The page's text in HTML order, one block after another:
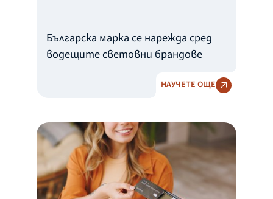
Българска марка се нарежда сред
водещите световни брандове
НАУЧЕТЕ ОЩЕ